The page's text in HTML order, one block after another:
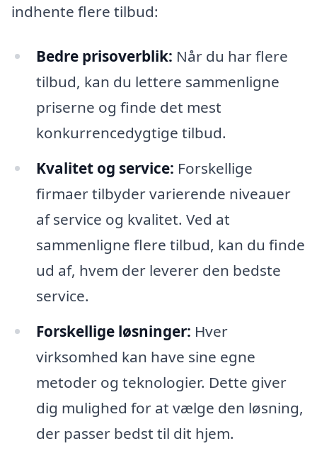
indhente flere tilbud:
Bedre prisoverblik: Når du har flere
tilbud, kan du lettere sammenligne
priserne og finde det mest
konkurrencedygtige tilbud.
Kvalitet og service: Forskellige
firmaer tilbyder varierende niveauer
af service og kvalitet. Ved at
sammenligne flere tilbud, kan du finde
ud af, hvem der leverer den bedste
service.
Forskellige løsninger: Hver
virksomhed kan have sine egne
metoder og teknologier. Dette giver
dig mulighed for at vælge den løsning,
der passer bedst til dit hjem.